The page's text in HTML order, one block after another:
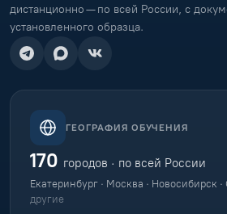
дистанционно — по всей России, с
установленного образца.
ГЕОГРАФИЯ ОБУЧЕНИЯ
170 городов · по всей России
Екатеринбург · Москва · Новосибирск
другие